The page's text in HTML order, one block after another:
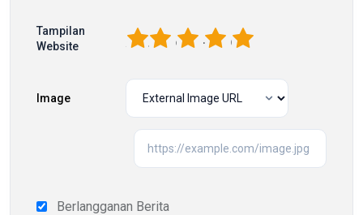
Tampilan
Website
5
4
3
2
Image
Berlangganan Berita